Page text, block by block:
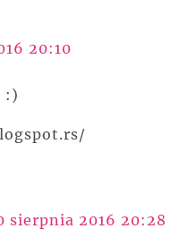
20:10
:)
sierpnia 2016 20:28